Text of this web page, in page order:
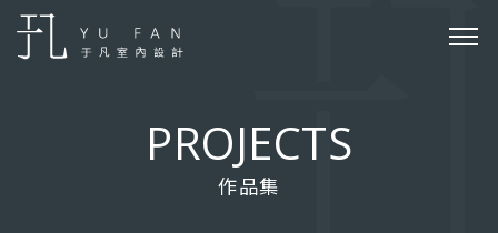
PROJECTS
作品集